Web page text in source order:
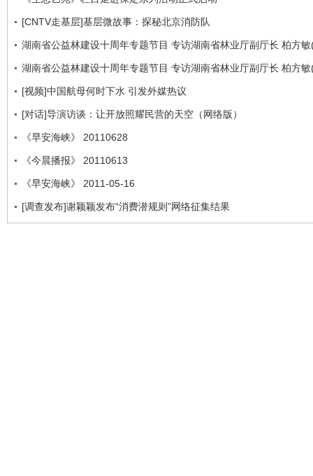
[CNTV走基层]基层微故事：探秘北京消防队
湖南省公益林建设十周年专题节目 专访湖南省林业厅副厅长 柏方
湖南省公益林建设十周年专题节目 专访湖南省林业厅副厅长 柏方
[视频]中国航母何时下水 引发外媒热议
[对话]导演访谈：让开放照耀民营的天空（网络版）
《早安海峡》 20110628
《今晨播报》 20110613
《早安海峡》 2011-05-16
[调查发布]谢颖颖发布“消费潜规则”网络征集结果